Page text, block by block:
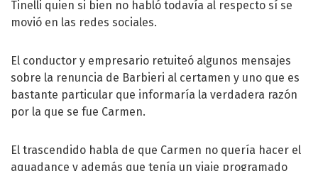
Tinelli quien si bien no habló todavía al respecto sí se
movió en las redes sociales.
El conductor y empresario retuiteó algunos mensajes
sobre la renuncia de Barbieri al certamen y uno que es
bastante particular que informaría la verdadera razón
por la que se fue Carmen.
El trascendido habla de que Carmen no quería hacer el
aquadance y además que tenía un viaje programado